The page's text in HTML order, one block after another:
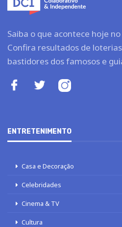
Saiba o que acontece hoje
Confira resultados de
bastidores dos famosos e
ENTRETENIMENTO
Casa e Decoração
Celebridades
Cinema & TV
Cultura